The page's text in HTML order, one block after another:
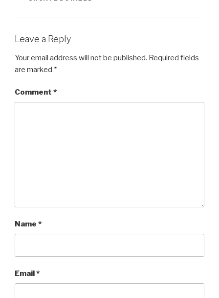
Leave a Reply
Your email address will not be published. Required fields
are marked *
Comment *
Name *
Email*